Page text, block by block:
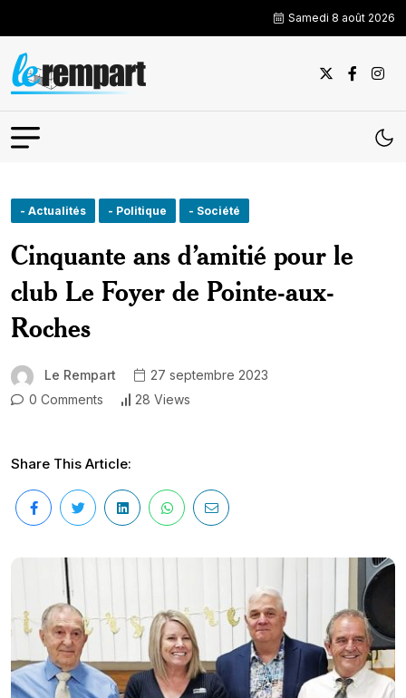
Samedi 8 août 2026
- Actualités - Politique - Société
Cinquante ans d’amitié pour le
club Le Foyer de Pointe-aux-
Roches
Le Rempart
27 septembre 2023
0 Comments
28 Views
Share This Article: